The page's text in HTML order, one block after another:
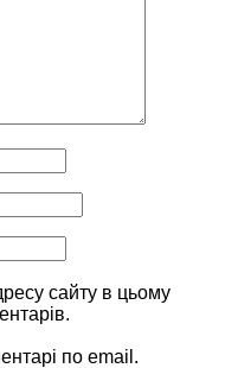
сайту в цьому
по email.